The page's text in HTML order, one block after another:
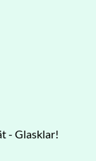
- Glasklar!